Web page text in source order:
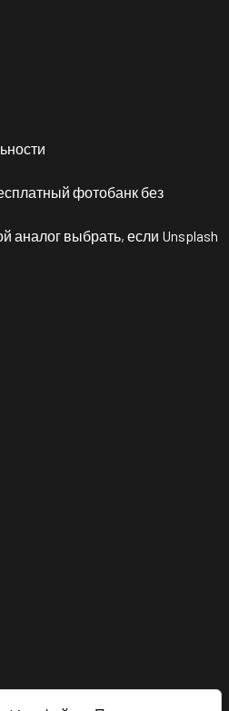
фотобанк без
аналог выбрать, если Unsplash